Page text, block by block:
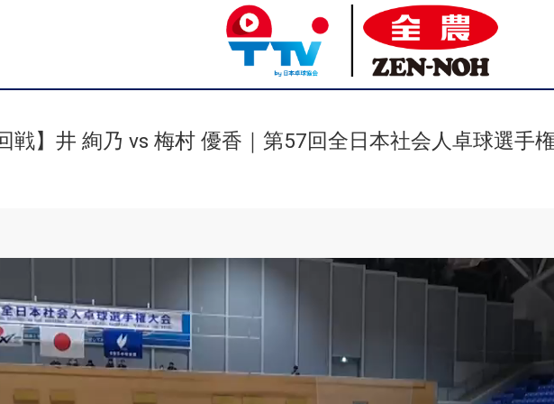
戦】井 絢乃 vs 梅村 優香｜第57回全日本社会人卓球選手